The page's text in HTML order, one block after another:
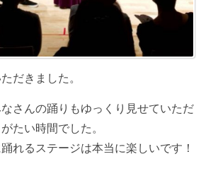
だきました。
さんの踊りもゆっくり見せていただ
たい時間でした。
れるステージは本当に楽しいです！